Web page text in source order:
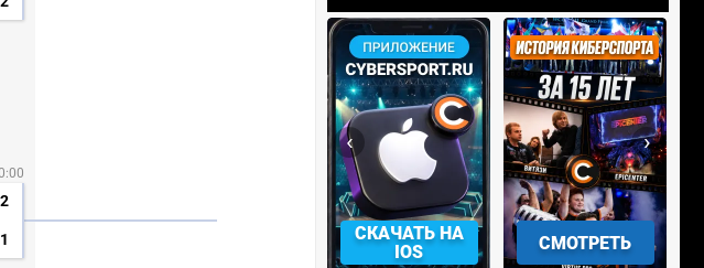
2
1
29.07.23 в 15:35
Liquid 1
Spirit 2
СКАЧАТЬ НА
IOS
СМОТРЕТЬ
‹ ›